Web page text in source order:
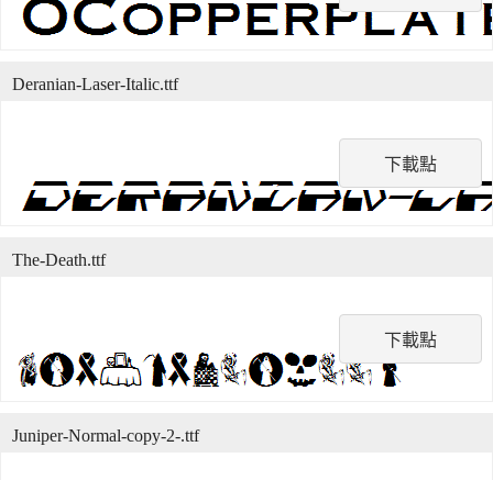
下載點
Deranian-Laser-Italic.ttf
下載點
The-Death.ttf
Juniper-Normal-copy-2-.ttf